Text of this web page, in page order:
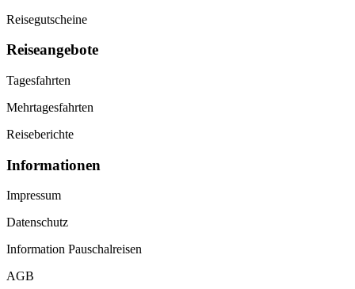
Reisegutscheine
Reiseangebote
Tagesfahrten
Mehrtagesfahrten
Reiseberichte
Informationen
Impressum
Datenschutz
Information Pauschalreisen
AGB